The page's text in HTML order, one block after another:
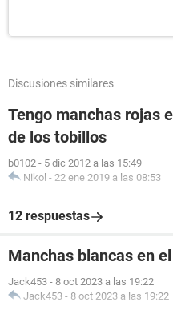
Discusiones similares
Tengo manchas rojas
de los tobillos
b0102 - 5 dic 2012 a las 15:49
Nikol - 22 ene 2019 a las 08:53
12 respuestas
Manchas blancas en
Jack453 - 8 oct 2023 a las 19:22
Jack453 - 8 oct 2023 a las 19:22